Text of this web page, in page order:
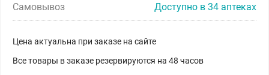
Самовывоз Доступно в 34 аптеках
Цена актуальна при заказе на сайте
Все товары в заказе резервируются на 48 часов